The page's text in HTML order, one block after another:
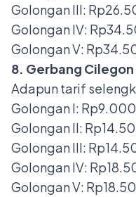
Golongan III:
Golongan IV:
Golongan V:
8. Gerbang
Adapun tarif
Golongan I:
Golongan II:
Golongan III:
Golongan IV:
Golongan V: